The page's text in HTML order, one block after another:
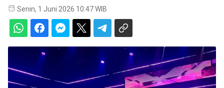
Senin, 1 Juni 2026 10:47 WIB